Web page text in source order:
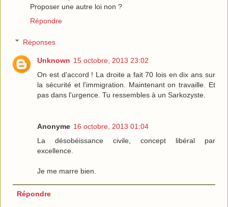
Proposer une autre loi non ?
Répondre
Réponses
Unknown 15 octobre, 2013 23:02
On est d'accord ! La droite a fait 70 lois en dix ans sur
la sécurité et l'immigration. Maintenant on travaille. Et
pas dans l'urgence. Tu ressembles à un Sarkozyste.
Anonyme 16 octobre, 2013 01:04
La désobéissance civile, concept libéral par
excellence.
Je me marre bien.
Répondre